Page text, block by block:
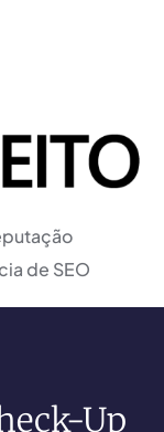
de SEO
Up